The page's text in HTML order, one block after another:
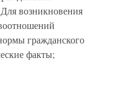
возникновения
гражданского
факты;